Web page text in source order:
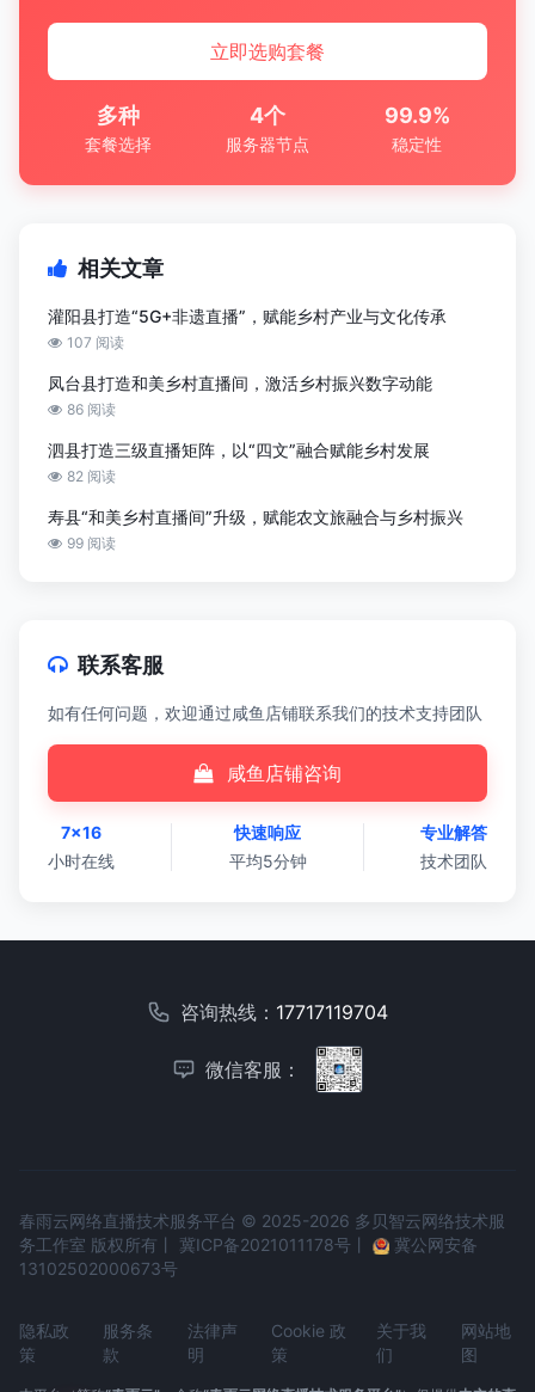
立即选购套餐
多种
套餐选择
4个
服务器节点
99.9%
稳定性
相关文章
灌阳县打造“5G+非遗直播”，赋能乡村产业与文化传承
107 阅读
凤台县打造和美乡村直播间，激活乡村振兴数字动能
86 阅读
泗县打造三级直播矩阵，以“四文”融合赋能乡村发展
82 阅读
寿县“和美乡村直播间”升级，赋能农文旅融合与乡村振兴
99 阅读
联系客服
如有任何问题，欢迎通过咸鱼店铺联系我们的技术支持团队
咸鱼店铺咨询
7×16
小时在线
快速响应
平均5分钟
专业解答
技术团队
咨询热线： 17717119704
微信客服：
春雨云网络直播技术服务平台 © 2025-2026 多贝智云网络技术服
务工作室 版权所有丨 冀ICP备2021011178号 丨
冀公网安备
13102502000673号
隐私政
策
服务条
款
法律声
明
Cookie 政
策
关于我
们
网站地
图